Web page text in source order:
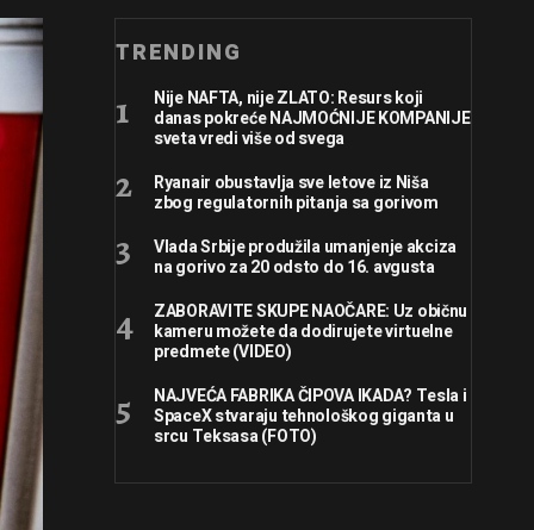
TRENDING
Nije NAFTA, nije ZLATO: Resurs koji
danas pokreće NAJMOĆNIJE KOMPANIJE
sveta vredi više od svega
Ryanair obustavlja sve letove iz Niša
zbog regulatornih pitanja sa gorivom
Vlada Srbije produžila umanjenje akciza
na gorivo za 20 odsto do 16. avgusta
ZABORAVITE SKUPE NAOČARE: Uz običnu
kameru možete da dodirujete virtuelne
predmete (VIDEO)
NAJVEĆA FABRIKA ČIPOVA IKADA? Tesla i
SpaceX stvaraju tehnološkog giganta u
srcu Teksasa (FOTO)